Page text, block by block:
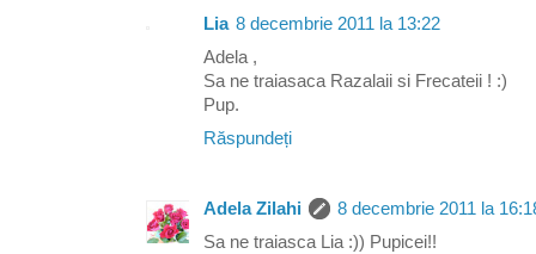
Lia 8 decembrie 2011 la 13:22
Adela ,
Sa ne traiasaca Razalaii si Frecateii ! :)
Pup.
Răspundeți
Adela Zilahi
8 decembrie 2011 la
Sa ne traiasca Lia :)) Pupicei!!